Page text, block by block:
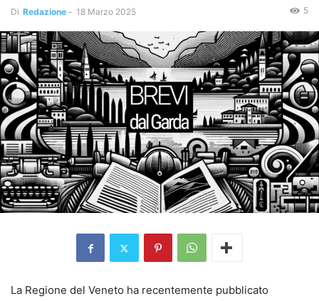
Di Redazione - 18 Marzo 2025 5
La Regione del Veneto ha recentemente pubblicato